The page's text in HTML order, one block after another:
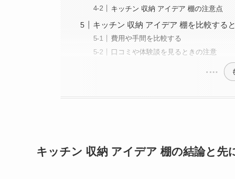
キッチン 収納 アイデア 棚の注意点
キッチン 収納 アイデア 棚を比較する
費用や手間を比較する
口コミや体験談を見るときの注意
キッチン 収納 アイデア 棚の結論と先